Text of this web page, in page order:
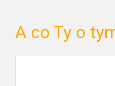
A co Ty o